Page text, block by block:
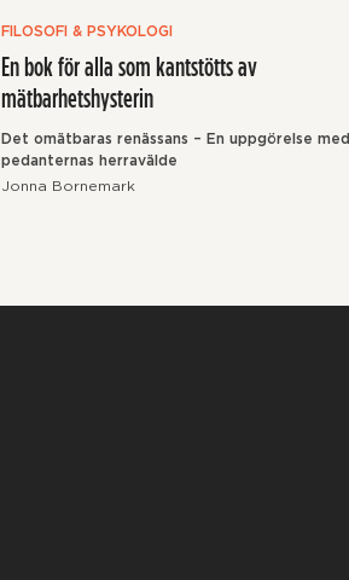
FILOSOFI & PSYKOLOGI
En bok för alla som kantstötts av
mätbarhetshysterin
Det omätbaras renässans – En uppgörelse med
pedanternas herravälde
Jonna Bornemark